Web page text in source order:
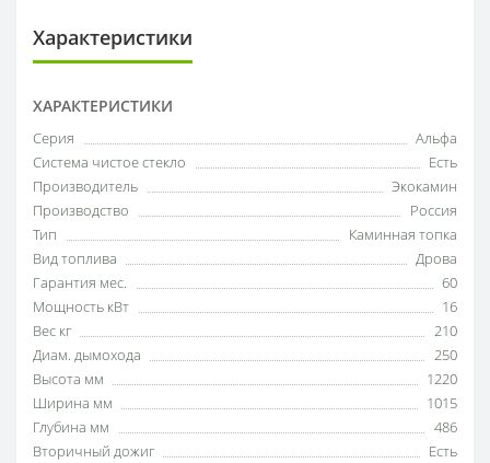
Характеристики
ХАРАКТЕРИСТИКИ
Серия
Альфа
Система чистое стекло
Есть
Производитель
Экокамин
Производство
Россия
Тип
Каминная топка
Вид топлива
Дрова
Гарантия мес.
60
Мощность кВт
16
Вес кг
210
Диам. дымохода
250
Высота мм
1220
Ширина мм
1015
Глубина мм
486
Вторичный дожиг
Есть